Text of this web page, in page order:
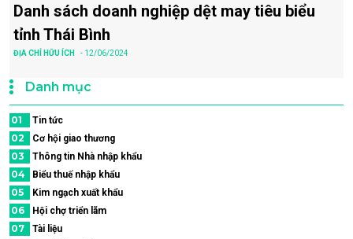
Danh sách doanh nghiệp dệt may tiêu biểu
tỉnh Thái Bình
ĐỊA CHỈ HỮU ÍCH - 12/06/2024
Danh mục
01 Tin tức
02 Cơ hội giao thương
03 Thông tin Nhà nhập khẩu
04 Biểu thuế nhập khẩu
05 Kim ngạch xuất khẩu
06 Hội chợ triển lãm
07 Tài liệu